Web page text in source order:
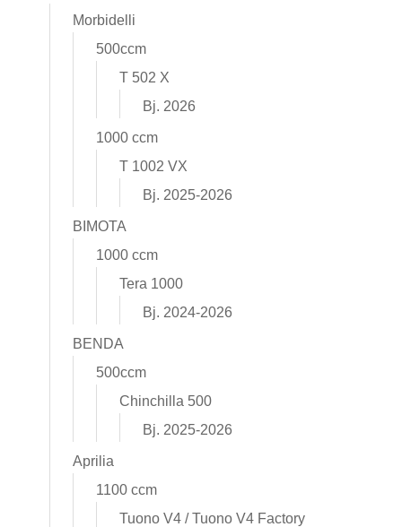
Morbidelli
500ccm
T 502 X
Bj. 2026
1000 ccm
T 1002 VX
Bj. 2025-2026
BIMOTA
1000 ccm
Tera 1000
Bj. 2024-2026
BENDA
500ccm
Chinchilla 500
Bj. 2025-2026
Aprilia
1100 ccm
Tuono V4 / Tuono V4 Factory